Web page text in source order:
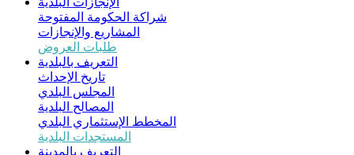
شراكة الحكومة المفتوحة
المشاريع والإنجازات
طلبات العروض
التعريف بالبلدية
تاريخ الإحداث
المجلس البلدي
المصالح البلدية
المخطط الإستثماري البلدي
المستجدات البلدية
التعريف بالمدينة